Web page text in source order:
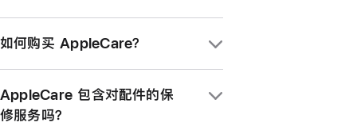
保修服务。AppleCare 的一系列服务计划
则可延长该项硬件保修，还提供意外损坏保
修服务、优先获得 Apple 专家帮助等额外
支持。
如何购买 AppleCare？
Apple Store app 购买新 Apple 产品
时，可同时购买 AppleCare+ 服务计划。
AppleCare 包含对配件的保
修服务吗？